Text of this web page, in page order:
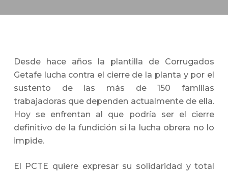
Desde hace años la plantilla de Corrugados
Getafe lucha contra el cierre de la planta y por el
sustento de las más de 150 familias
trabajadoras que dependen actualmente de ella.
Hoy se enfrentan al que podría ser el cierre
definitivo de la fundición si la lucha obrera no lo
impide.
El PCTE quiere expresar su solidaridad y total